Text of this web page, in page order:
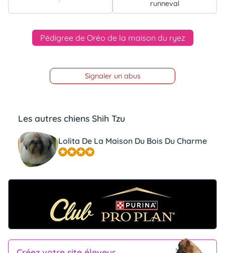
runneval
Pédigree de Oréo de la maison du ryez
Signaler un abus
Les autres chiens Shih Tzu
Lolita De La Maison Du Bois Du Charme